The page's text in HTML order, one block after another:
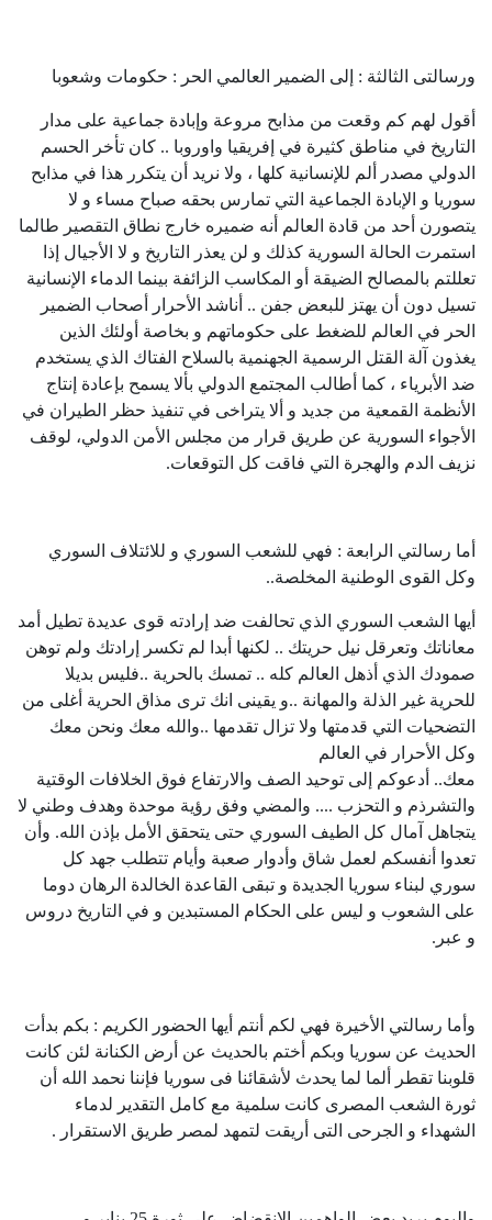
ورسالتى الثالثة : إلى الضمير العالمي الحر : حكومات وشعوبا
أقول لهم كم وقعت من مذابح مروعة وإبادة جماعية على مدار
التاريخ في مناطق كثيرة في إفريقيا واوروبا .. كان تأخر الحسم
الدولي مصدر ألم للإنسانية كلها ، ولا نريد أن يتكرر هذا في مذابح
سوريا و الإبادة الجماعية التي تمارس بحقه صباح مساء و لا
يتصورن أحد من قادة العالم أنه ضميره خارج نطاق التقصير طالما
استمرت الحالة السورية كذلك و لن يعذر التاريخ و لا الأجيال إذا
تعللتم بالمصالح الضيقة أو المكاسب الزائفة بينما الدماء الإنسانية
تسيل دون أن يهتز للبعض جفن .. أناشد الأحرار أصحاب الضمير
الحر في العالم للضغط على حكوماتهم و بخاصة أولئك الذين
يغذون آلة القتل الرسمية الجهنمية بالسلاح الفتاك الذي يستخدم
ضد الأبرياء ، كما أطالب المجتمع الدولي بألا يسمح بإعادة إنتاج
الأنظمة القمعية من جديد و ألا يتراخى في تنفيذ حظر الطيران في
الأجواء السورية عن طريق قرار من مجلس الأمن الدولي، لوقف
نزيف الدم والهجرة التي فاقت كل التوقعات.
أما رسالتي الرابعة : فهي للشعب السوري و للائتلاف السوري
وكل القوى الوطنية المخلصة..
أيها الشعب السوري الذي تحالفت ضد إرادته قوى عديدة تطيل أمد
معاناتك وتعرقل نيل حريتك .. لكنها أبدا لم تكسر إرادتك ولم توهن
صمودك الذي أذهل العالم كله .. تمسك بالحرية ..فليس بديلا
للحرية غير الذلة والمهانة ..و يقينى انك ترى مذاق الحرية أغلى من
التضحيات التي قدمتها ولا تزال تقدمها ..والله معك ونحن معك
وكل الأحرار في العالم
معك.. أدعوكم إلى توحيد الصف والارتفاع فوق الخلافات الوقتية
والتشرذم و التحزب .... والمضي وفق رؤية موحدة وهدف وطني لا
يتجاهل آمال كل الطيف السوري حتى يتحقق الأمل بإذن الله. وأن
تعدوا أنفسكم لعمل شاق وأدوار صعبة وأيام تتطلب جهد كل
سوري لبناء سوريا الجديدة و تبقى القاعدة الخالدة الرهان دوما
على الشعوب و ليس على الحكام المستبدين و في التاريخ دروس
و عبر.
وأما رسالتي الأخيرة فهي لكم أنتم أيها الحضور الكريم : بكم بدأت
الحديث عن سوريا وبكم أختم بالحديث عن أرض الكنانة لئن كانت
قلوبنا تقطر ألما لما يحدث لأشقائنا فى سوريا فإننا نحمد الله أن
ثورة الشعب المصرى كانت سلمية مع كامل التقدير لدماء
الشهداء و الجرحى التى أريقت لتمهد لمصر طريق الاستقرار .